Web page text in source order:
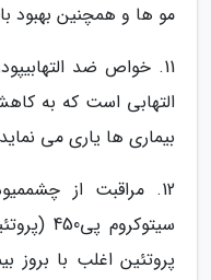
مو ها و همچنین بهبود
11. خواص ضد
التهابی است که به
بیماری ها یاری می
12. مراقبت از
پروتئین اغلب با بروز